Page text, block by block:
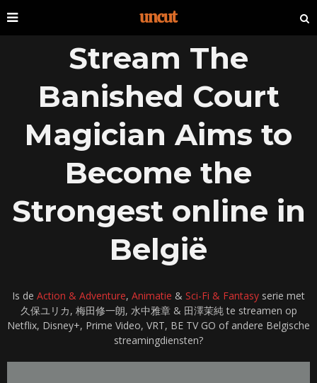
Stream The
Banished Court
Magician Aims to
Become the
Strongest online in
België
Is de Action & Adventure, Animatie & Sci-Fi & Fantasy serie met
久保ユリカ, 梅田修一朗, 水中雅章 & 田澤茉純 te streamen op
Netflix, Disney+, Prime Video, VRT, BE TV GO of andere Belgische
streamingdiensten?